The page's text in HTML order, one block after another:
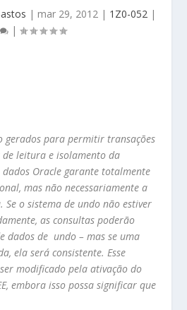
| mar 29, 2012 | 1Z0-052 |
|
gerados para permitir transações
de leitura e isolamento da
Oracle garante totalmente
mas não necessariamente a
Se o sistema de undo não estiver
as consultas poderão
dados de undo – mas se uma
ela será consistente. Esse
modificado pela ativação do
embora isso possa significar que